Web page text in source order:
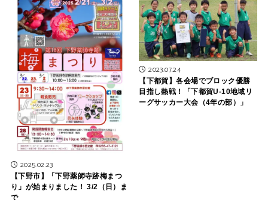
2025.02.23
【下野市】「下野薬師寺跡梅まつ
り」が始まりました！ 3/2（日）ま
で
2023.07.24
【下都賀】各会場でブロック優勝
目指し熱戦！「下都賀U-10地域リ
ーグサッカー大会（4年の部）」